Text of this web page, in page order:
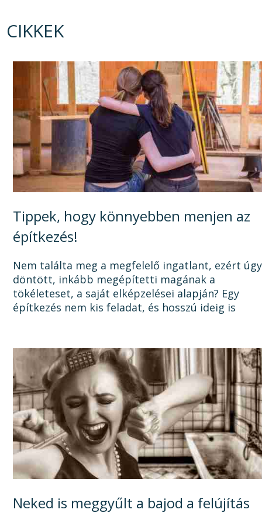
CIKKEK
Tippek, hogy könnyebben menjen az
építkezés!
Nem találta meg a megfelelő ingatlant, ezért úgy
döntött, inkább megépítetti magának a
tökéleteset, a saját elképzelései alapján? Egy
építkezés nem kis feladat, és hosszú ideig is
Neked is meggyűlt a bajod a felújítás